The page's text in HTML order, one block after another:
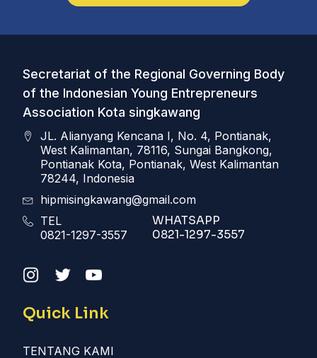
Secretariat of the Regional Governing Body
of the Indonesian Young Entrepreneurs
Association Kota singkawang
JL. Alianyang Kencana I, No. 4, Pontianak,
West Kalimantan, 78116, Sungai Bangkong,
Pontianak Kota, Pontianak, West Kalimantan
78244, Indonesia
hipmisingkawang@gmail.com
TEL
0821-1297-3557
WHATSAPP
0821-1297-3557
Quick Link
TENTANG KAMI